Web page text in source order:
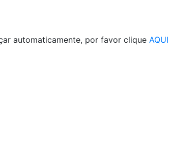
automaticamente, por favor clique AQUI